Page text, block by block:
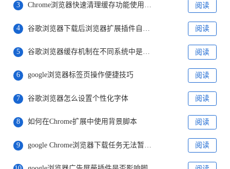
3 Chrome浏览器快速清理缓存功能使用技巧 阅读
4 阅读
5 阅读
6 google浏览器标签页操作便捷技巧 阅读
7 谷歌浏览器怎么设置个性化字体 阅读
8 如何在Chrome扩展中使用背景脚本 阅读
9 google Chrome浏览器下载任务无法暂停的应对方法 阅读